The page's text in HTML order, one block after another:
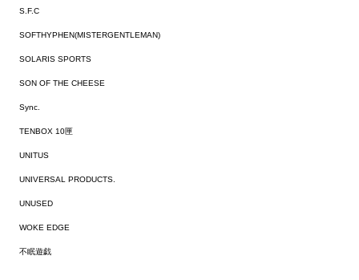
S.F.C
SOFTHYPHEN(MISTERGENTLEMAN)
SOLARIS SPORTS
SON OF THE CHEESE
Sync.
TENBOX 10匣
UNITUS
UNIVERSAL PRODUCTS.
UNUSED
WOKE EDGE
不眠遊戯